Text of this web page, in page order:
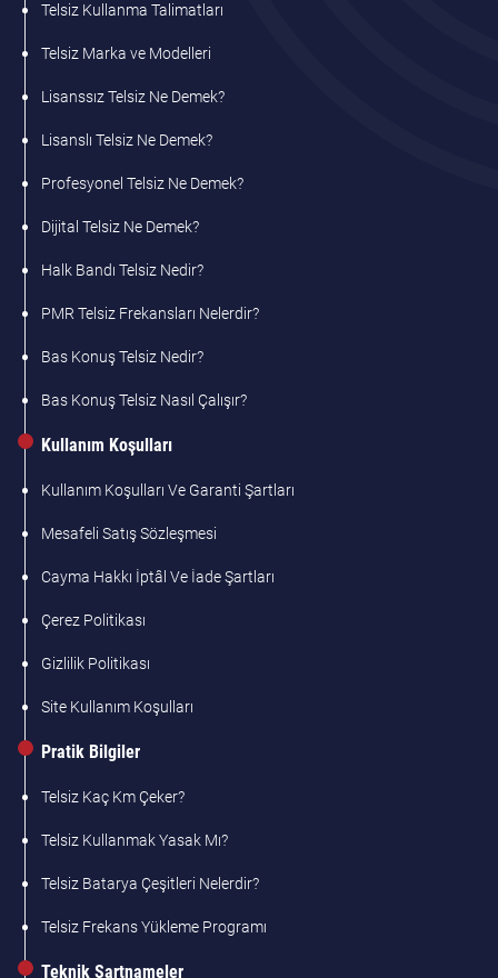
Telsiz Kullanma Talimatları
Telsiz Marka ve Modelleri
Lisanssız Telsiz Ne Demek?
Lisanslı Telsiz Ne Demek?
Profesyonel Telsiz Ne Demek?
Dijital Telsiz Ne Demek?
Halk Bandı Telsiz Nedir?
PMR Telsiz Frekansları Nelerdir?
Bas Konuş Telsiz Nedir?
Bas Konuş Telsiz Nasıl Çalışır?
Kullanım Koşulları
Kullanım Koşulları Ve Garanti Şartları
Mesafeli Satış Sözleşmesi
Cayma Hakkı İptâl Ve İade Şartları
Çerez Politikası
Gizlilik Politikası
Site Kullanım Koşulları
Pratik Bilgiler
Telsiz Kaç Km Çeker?
Telsiz Kullanmak Yasak Mı?
Telsiz Batarya Çeşitleri Nelerdir?
Telsiz Frekans Yükleme Programı
Teknik Şartnameler